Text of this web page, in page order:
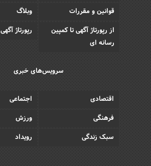
قوانین و مقررات
وبلاگ
از رپورتاژ آگهی تا کمپین
رسانه ای
رپورتاژ آگهی
سرویس‌های خبری
اقتصادی
اجتماعی
فرهنگی
ورزش
سبک زندگی
رویداد